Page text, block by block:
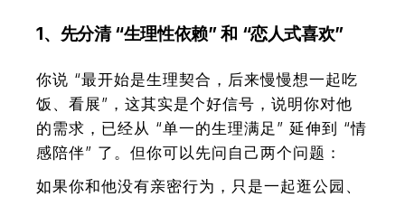
1、先分清 “生理性依赖” 和 “恋人式喜欢”
你说 “最开始是生理契合，后来慢慢想一起吃
饭、看展”，这其实是个好信号，说明你对他
的需求，已经从 “单一的生理满足” 延伸到 “情
感陪伴” 了。但你可以先问自己两个问题：
如果你和他没有亲密行为，只是一起逛公园、